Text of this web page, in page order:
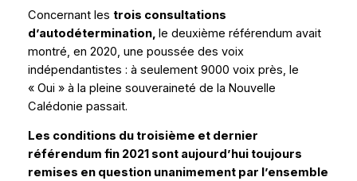
Concernant les trois consultations
d’autodétermination, le deuxième référendum avait
montré, en 2020, une poussée des voix
indépendantistes : à seulement 9000 voix près, le
« Oui » à la pleine souveraineté de la Nouvelle
Calédonie passait.
Les conditions du troisième et dernier
référendum fin 2021 sont aujourd’hui toujours
remises en question unanimement par l’ensemble